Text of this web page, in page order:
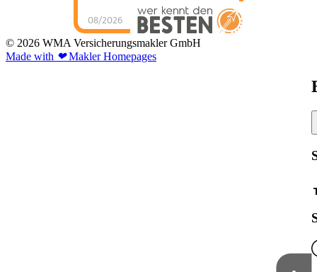
08/2026 WMA
Versicherungsmakler
GmbHhat
© 2026 WMA Versicherungsmakler GmbH
Made with ❤Makler Homepages